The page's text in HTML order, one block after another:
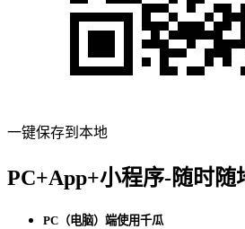
一键保存到本地
PC+App+小程序-随时随
PC（电脑）端使用千瓜